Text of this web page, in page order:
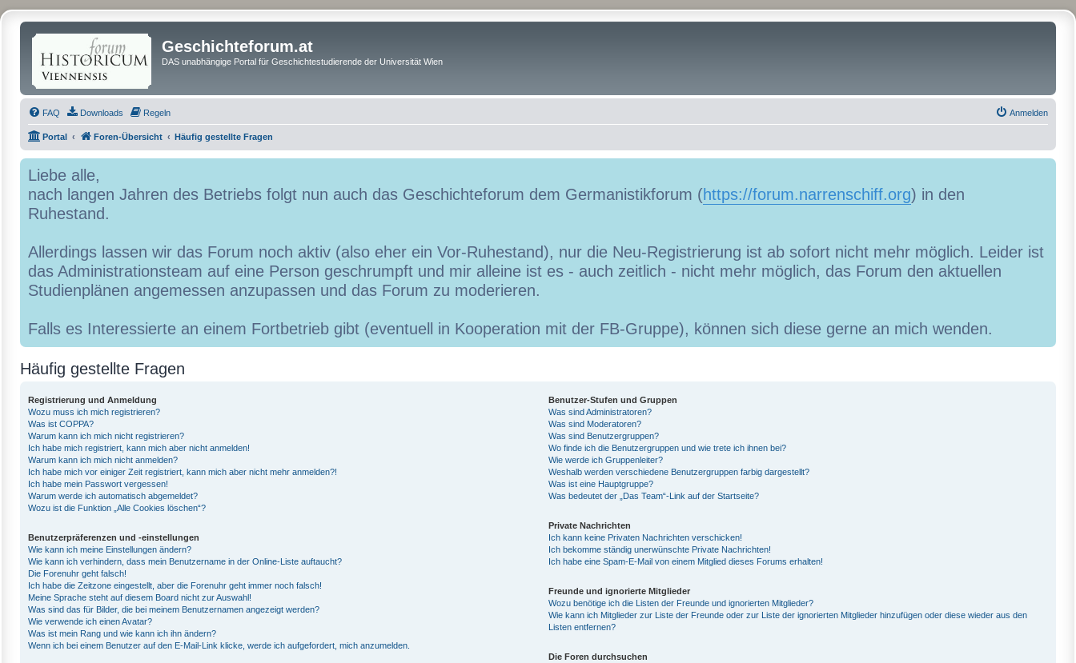
Geschichteforum.at
DAS unabhängige Portal für Geschichtestudierende der Universität Wien
FAQ Downloads Regeln Anmelden
Portal Foren-Übersicht Häufig gestellte Fragen
Liebe alle,
nach langen Jahren des Betriebs folgt nun auch das Geschichteforum dem Germanistikforum (https://forum.narrenschiff.org) in den
Ruhestand.
Allerdings lassen wir das Forum noch aktiv (also eher ein Vor-Ruhestand), nur die Neu-Registrierung ist ab sofort nicht mehr möglich. Leider ist
das Administrationsteam auf eine Person geschrumpft und mir alleine ist es - auch zeitlich - nicht mehr möglich, das Forum den aktuellen
Studienplänen angemessen anzupassen und das Forum zu moderieren.
Falls es Interessierte an einem Fortbetrieb gibt (eventuell in Kooperation mit der FB-Gruppe), können sich diese gerne an mich wenden.
Häufig gestellte Fragen
Registrierung und Anmeldung
Wozu muss ich mich registrieren?
Was ist COPPA?
Warum kann ich mich nicht registrieren?
Ich habe mich registriert, kann mich aber nicht anmelden!
Warum kann ich mich nicht anmelden?
Ich habe mich vor einiger Zeit registriert, kann mich aber nicht mehr anmelden?!
Ich habe mein Passwort vergessen!
Warum werde ich automatisch abgemeldet?
Wozu ist die Funktion „Alle Cookies löschen“?
Benutzerpräferenzen und -einstellungen
Wie kann ich meine Einstellungen ändern?
Wie kann ich verhindern, dass mein Benutzername in der Online-Liste auftaucht?
Die Forenuhr geht falsch!
Ich habe die Zeitzone eingestellt, aber die Forenuhr geht immer noch falsch!
Meine Sprache steht auf diesem Board nicht zur Auswahl!
Was sind das für Bilder, die bei meinem Benutzernamen angezeigt werden?
Wie verwende ich einen Avatar?
Was ist mein Rang und wie kann ich ihn ändern?
Wenn ich bei einem Benutzer auf den E-Mail-Link klicke, werde ich aufgefordert, mich anzumelden.
Benutzer-Stufen und Gruppen
Was sind Administratoren?
Was sind Moderatoren?
Was sind Benutzergruppen?
Wo finde ich die Benutzergruppen und wie trete ich ihnen bei?
Wie werde ich Gruppenleiter?
Weshalb werden verschiedene Benutzergruppen farbig dargestellt?
Was ist eine Hauptgruppe?
Was bedeutet der „Das Team“-Link auf der Startseite?
Private Nachrichten
Ich kann keine Privaten Nachrichten verschicken!
Ich bekomme ständig unerwünschte Private Nachrichten!
Ich habe eine Spam-E-Mail von einem Mitglied dieses Forums erhalten!
Freunde und ignorierte Mitglieder
Wozu benötige ich die Listen der Freunde und ignorierten Mitglieder?
Wie kann ich Mitglieder zur Liste der Freunde oder zur Liste der ignorierten Mitglieder hinzufügen oder diese wieder aus den
Listen entfernen?
Die Foren durchsuchen